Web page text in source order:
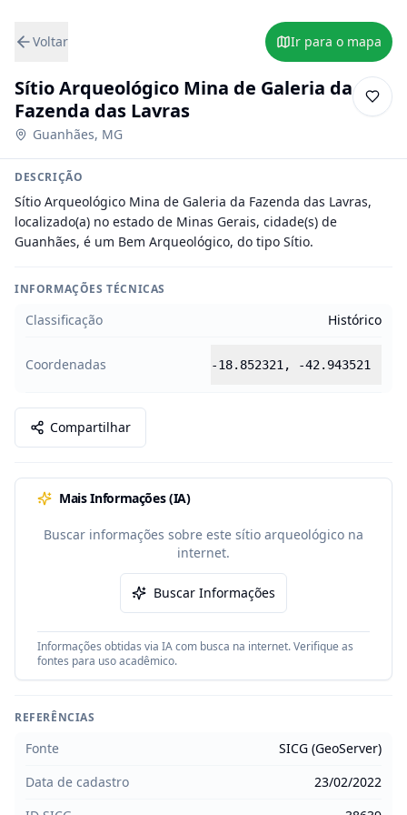
Voltar Ir para o mapa
Sítio Arqueológico Mina de Galeria da
Fazenda das Lavras
Guanhães, MG
DESCRIÇÃO
Sítio Arqueológico Mina de Galeria da Fazenda das Lavras,
localizado(a) no estado de Minas Gerais, cidade(s) de
Guanhães, é um Bem Arqueológico, do tipo Sítio.
INFORMAÇÕES TÉCNICAS
Classificação Histórico
Coordenadas -18.852321 , -42.943521
Compartilhar
Mais Informações (IA)
Buscar informações sobre este sítio arqueológico na
internet.
Buscar Informações
Informações obtidas via IA com busca na internet. Verifique as
fontes para uso acadêmico.
REFERÊNCIAS
Fonte
SICG (GeoServer)
Data de cadastro
23/02/2022